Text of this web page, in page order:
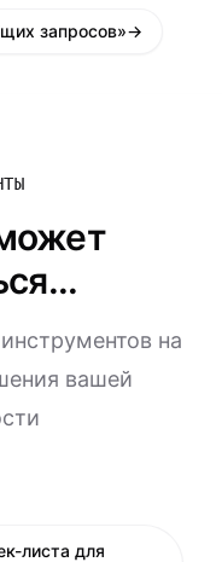
запросов»→
на
вашей
листа для